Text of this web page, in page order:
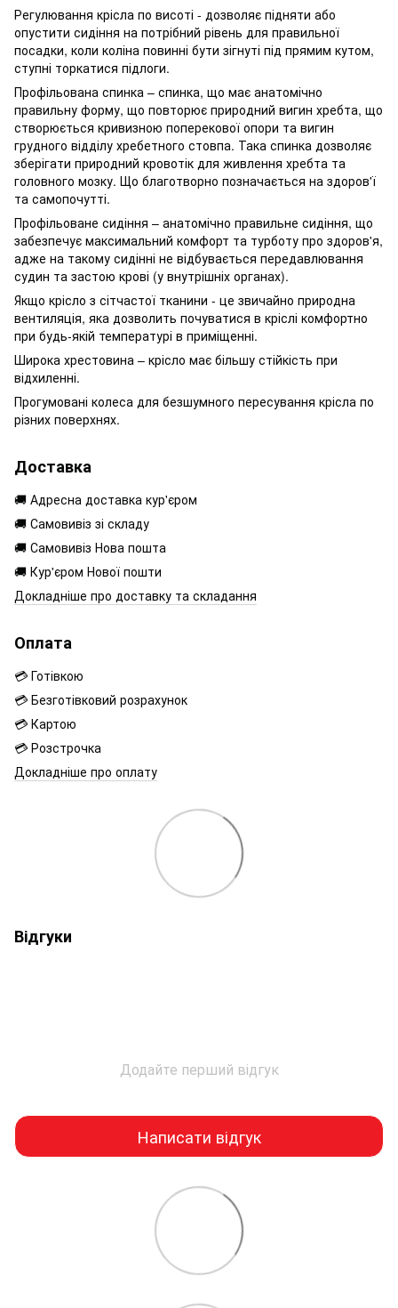
Регулювання крісла по висоті - дозволяє підняти або
опустити сидіння на потрібний рівень для правильної
посадки, коли коліна повинні бути зігнуті під прямим кутом,
ступні торкатися підлоги.
Профільована спинка – спинка, що має анатомічно
правильну форму, що повторює природний вигин хребта, що
створюється кривизною поперекової опори та вигин
грудного відділу хребетного стовпа. Така спинка дозволяє
зберігати природний кровотік для живлення хребта та
головного мозку. Що благотворно позначається на здоров'ї
та самопочутті.
Профільоване сидіння – анатомічно правильне сидіння, що
забезпечує максимальний комфорт та турботу про здоров'я,
адже на такому сидінні не відбувається передавлювання
судин та застою крові (у внутрішніх органах).
Якщо крісло з сітчастої тканини - це звичайно природна
вентиляція, яка дозволить почуватися в кріслі комфортно
при будь-якій температурі в приміщенні.
Широка хрестовина – крісло має більшу стійкість при
відхиленні.
Прогумовані колеса для безшумного пересування крісла по
різних поверхнях.
Доставка
🚚 Адресна доставка кур'єром
🚚 Самовивіз зі складу
🚚 Самовивіз Нова пошта
🚚 Кур'єром Нової пошти
Докладніше про доставку та складання
Оплата
💳 Готівкою
💳 Безготівковий розрахунок
💳 Картою
💳 Розстрочка
Докладніше про оплату
Відгуки
Додайте перший відгук
Написати відгук